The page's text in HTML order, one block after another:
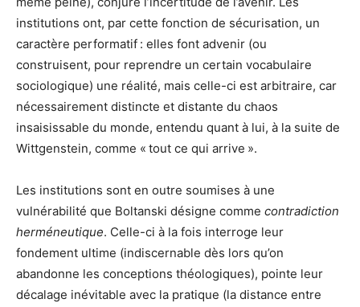
institutions ont, par cette fonction de sécurisation, un
caractère performatif : elles font advenir (ou
construisent, pour reprendre un certain vocabulaire
sociologique) une réalité, mais celle-ci est arbitraire, car
nécessairement distincte et distante du chaos
insaisissable du monde, entendu quant à lui, à la suite de
Wittgenstein, comme « tout ce qui arrive ».
Les institutions sont en outre soumises à une
vulnérabilité que Boltanski désigne comme contradiction
herméneutique. Celle-ci à la fois interroge leur
fondement ultime (indiscernable dès lors qu’on
abandonne les conceptions théologiques), pointe leur
décalage inévitable avec la pratique (la distance entre